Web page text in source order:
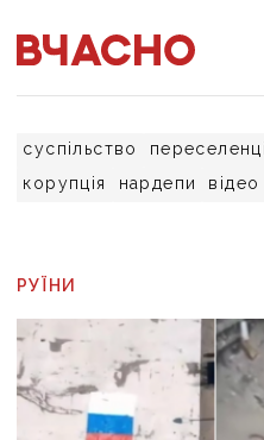
суспільство переселенці
корупція
нардепи відео
РУЇНИ